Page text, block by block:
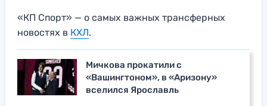
«КП Спорт» — о самых важных трансферных
новостях в КХЛ.
Мичкова прокатили с
«Вашингтоном», в «Аризону»
вселился Ярославль